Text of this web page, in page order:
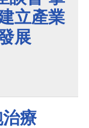
立產業
展
療